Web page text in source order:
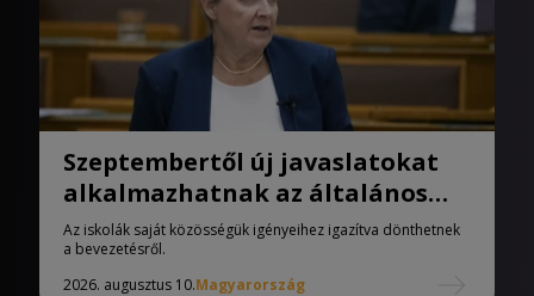
Szeptembertől új javaslatokat
alkalmazhatnak az általános
iskolák
Az iskolák saját közösségük igényeihez igazítva dönthetnek
a bevezetésről.
2026. augusztus 10.Magyarország